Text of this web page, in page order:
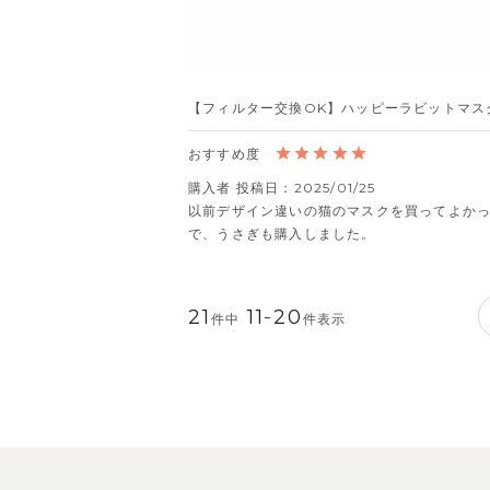
【フィルター交換OK】ハッピーラビットマス
購入者 投稿日
2025/01/25
以前デザイン違いの猫のマスクを買ってよか
で、うさぎも購入しました。
21 件中 11-20 件表示